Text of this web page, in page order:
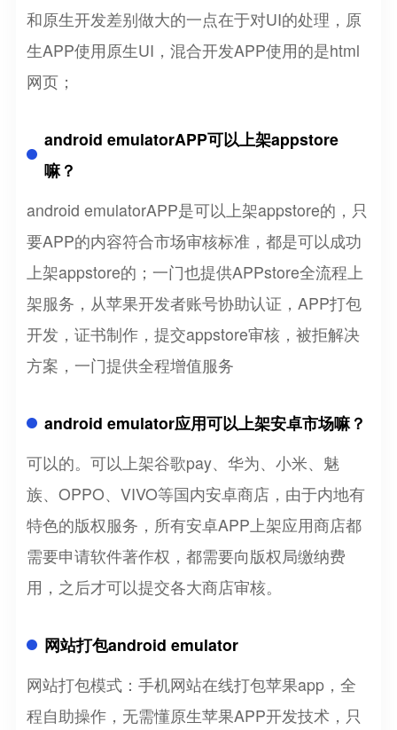
和原生开发差别做大的一点在于对UI的处理，原
生APP使用原生UI，混合开发APP使用的是html
网页；
android emulatorAPP可以上架appstore
嘛？
android emulatorAPP是可以上架appstore的，只
要APP的内容符合市场审核标准，都是可以成功
上架appstore的；一门也提供APPstore全流程上
架服务，从苹果开发者账号协助认证，APP打包
开发，证书制作，提交appstore审核，被拒解决
方案，一门提供全程增值服务
android emulator应用可以上架安卓市场嘛？
可以的。可以上架谷歌pay、华为、小米、魅
族、OPPO、VIVO等国内安卓商店，由于内地有
特色的版权服务，所有安卓APP上架应用商店都
需要申请软件著作权，都需要向版权局缴纳费
用，之后才可以提交各大商店审核。
网站打包android emulator
网站打包模式：手机网站在线打包苹果app，全
程自助操作，无需懂原生苹果APP开发技术，只